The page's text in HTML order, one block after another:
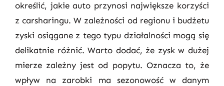
określić, jakie auto przynosi największe korzyści
z carsharingu. W zależności od regionu i budżetu
zyski osiągane z tego typu działalności mogą się
delikatnie różnić. Warto dodać, że zysk w dużej
mierze zależny jest od popytu. Oznacza to, że
wpływ na zarobki ma sezonowość w danym